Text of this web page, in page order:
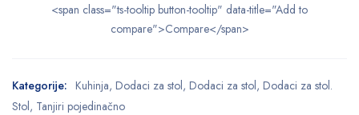
<span class="ts-tooltip button-tooltip" data-title="Add to
compare">Compare</span>
Kategorije: Kuhinja, Dodaci za stol, Dodaci za stol, Dodaci za stol.
Stol, Tanjiri pojedinačno